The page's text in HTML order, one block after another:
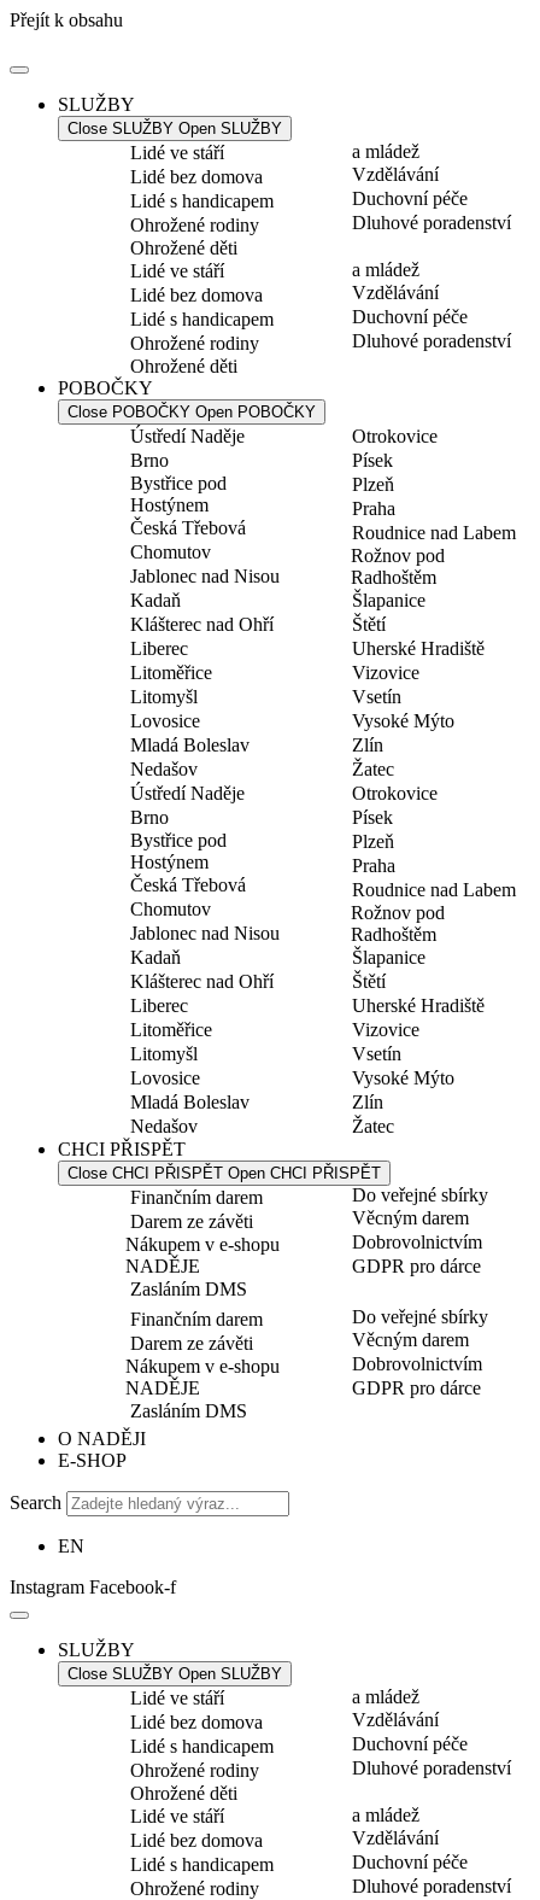
Přejít k obsahu
SLUŽBY
Close SLUŽBY Open SLUŽBY
Lidé ve stáří
Lidé bez domova
Lidé s handicapem
Ohrožené rodiny
Ohrožené děti
a mládež
Vzdělávání
Duchovní péče
Dluhové poradenství
Lidé ve stáří
Lidé bez domova
Lidé s handicapem
Ohrožené rodiny
Ohrožené děti
a mládež
Vzdělávání
Duchovní péče
Dluhové poradenství
POBOČKY
Close POBOČKY Open POBOČKY
Ústředí Naděje
Brno
Bystřice pod
Hostýnem
Česká Třebová
Chomutov
Jablonec nad Nisou
Kadaň
Klášterec nad Ohří
Liberec
Litoměřice
Litomyšl
Lovosice
Mladá Boleslav
Nedašov
Otrokovice
Písek
Plzeň
Praha
Roudnice nad Labem
Rožnov pod
Radhoštěm
Šlapanice
Štětí
Uherské Hradiště
Vizovice
Vsetín
Vysoké Mýto
Zlín
Žatec
Ústředí Naděje
Brno
Bystřice pod
Hostýnem
Česká Třebová
Chomutov
Jablonec nad Nisou
Kadaň
Klášterec nad Ohří
Liberec
Litoměřice
Litomyšl
Lovosice
Mladá Boleslav
Nedašov
Otrokovice
Písek
Plzeň
Praha
Roudnice nad Labem
Rožnov pod
Radhoštěm
Šlapanice
Štětí
Uherské Hradiště
Vizovice
Vsetín
Vysoké Mýto
Zlín
Žatec
CHCI PŘISPĚT
Close CHCI PŘISPĚT Open CHCI PŘISPĚT
Finančním darem
Darem ze závěti
Nákupem v e-shopu
NADĚJE
Zasláním DMS
Do veřejné sbírky
Věcným darem
Dobrovolnictvím
GDPR pro dárce
Finančním darem
Darem ze závěti
Nákupem v e-shopu
NADĚJE
Zasláním DMS
Do veřejné sbírky
Věcným darem
Dobrovolnictvím
GDPR pro dárce
O NADĚJI
E-SHOP
Search
EN
Instagram Facebook-f
SLUŽBY
Close SLUŽBY Open SLUŽBY
Lidé ve stáří
Lidé bez domova
Lidé s handicapem
Ohrožené rodiny
Ohrožené děti
a mládež
Vzdělávání
Duchovní péče
Dluhové poradenství
Lidé ve stáří
Lidé bez domova
Lidé s handicapem
Ohrožené rodiny
a mládež
Vzdělávání
Duchovní péče
Dluhové poradenství